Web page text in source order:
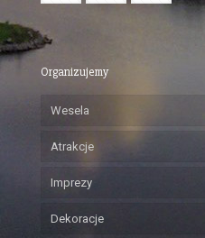
Organizujemy
Wesela
Atrakcje
Imprezy
Dekoracje